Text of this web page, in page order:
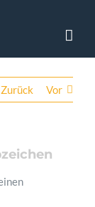
Zurück Vor